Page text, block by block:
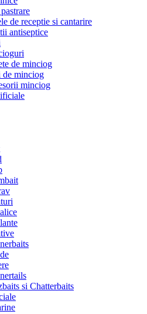
de receptie si cantarire
antiseptice
de minciog
de minciog
minciog
si Chatterbaits